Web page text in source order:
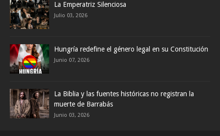
La Emperatriz Silenciosa
Julio 03, 2026
Hungría redefine el género legal en su Constitución
Junio 07, 2026
La Biblia y las fuentes históricas no registran la
muerte de Barrabás
Junio 03, 2026